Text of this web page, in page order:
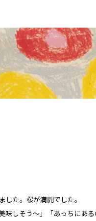
した。桜が満開でした。
味しそう～」「あっちにあ